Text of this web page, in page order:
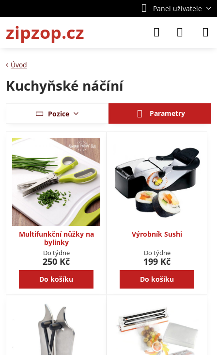
Panel uživatele
zipzop.cz
Úvod
Kuchyňské náčíní
Pozice Parametry
Multifunkční nůžky na
bylinky
Do týdne
250 Kč
Do košíku
Výrobník Sushi
Do týdne
199 Kč
Do košíku